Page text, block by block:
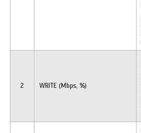
2 WRITE (Mbps, %)